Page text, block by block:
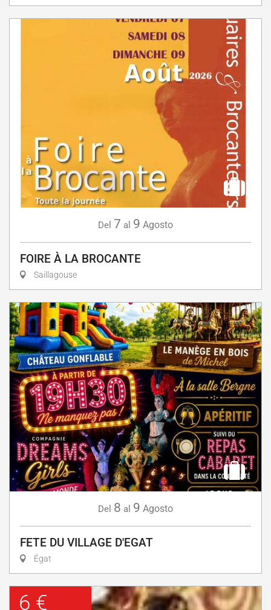
Del 7 al 9 Agosto
FOIRE À LA BROCANTE
Saillagouse
Del 8 al 9 Agosto
FETE DU VILLAGE D'EGAT
Égat
6 €